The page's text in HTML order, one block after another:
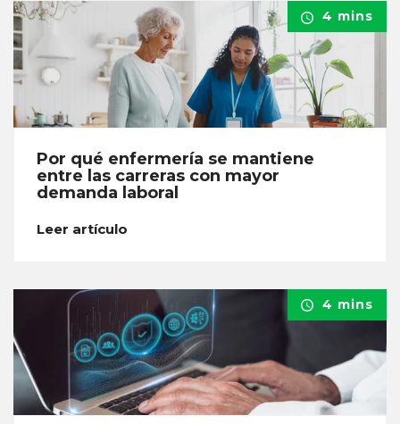
4 mins
Por qué enfermería se mantiene
entre las carreras con mayor
demanda laboral
Leer artículo
4 mins